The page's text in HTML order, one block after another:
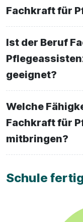
Fachkraft für
Ist der Beruf
geeignet?
Welche
Fachkraft für
mitbringen?
Schule